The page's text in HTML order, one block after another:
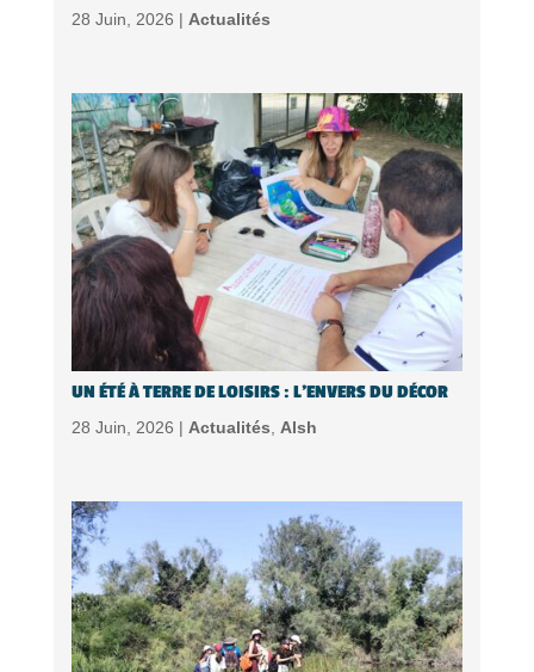
28 Juin, 2026 | Actualités
UN ÉTÉ À TERRE DE LOISIRS : L’ENVERS DU DÉCOR
28 Juin, 2026 | Actualités Alsh